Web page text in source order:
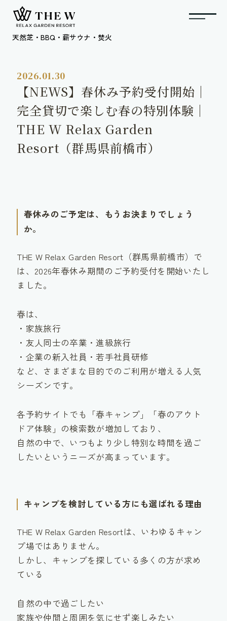
天然芝・BBQ・薪サウナ・焚火
2026.01.30
【NEWS】春休み予約受付開始｜
完全貸切で楽しむ春の特別体験｜
THE W Relax Garden
Resort（群馬県前橋市）
春休みのご予定は、もうお決まりでしょう
か。
THE W Relax Garden Resort（群馬県前橋市）で
は、2026年春休み期間のご予約受付を開始いたし
ました。
春は、
・家族旅行
・友人同士の卒業・進級旅行
・企業の新入社員・若手社員研修
など、さまざまな目的でのご利用が増える人気
シーズンです。
各予約サイトでも「春キャンプ」「春のアウト
ドア体験」の検索数が増加しており、
自然の中で、いつもより少し特別な時間を過ご
したい というニーズが高まっています。
キャンプを検討している方にも選ばれる理由
THE W Relax Garden Resortは、いわゆるキャン
プ場ではありません。
しかし、キャンプを探している多くの方が求め
ている
自然の中で過ごしたい
家族や仲間と周囲を気にせず楽しみたい